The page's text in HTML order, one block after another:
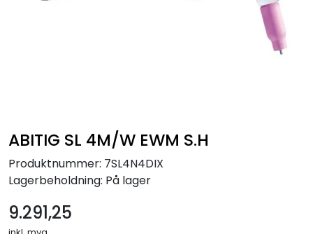
ABITIG SL 4M/W EWM S.H
Produktnummer: 7SL4N4DIX
Lagerbeholdning: På lager
9.291,25